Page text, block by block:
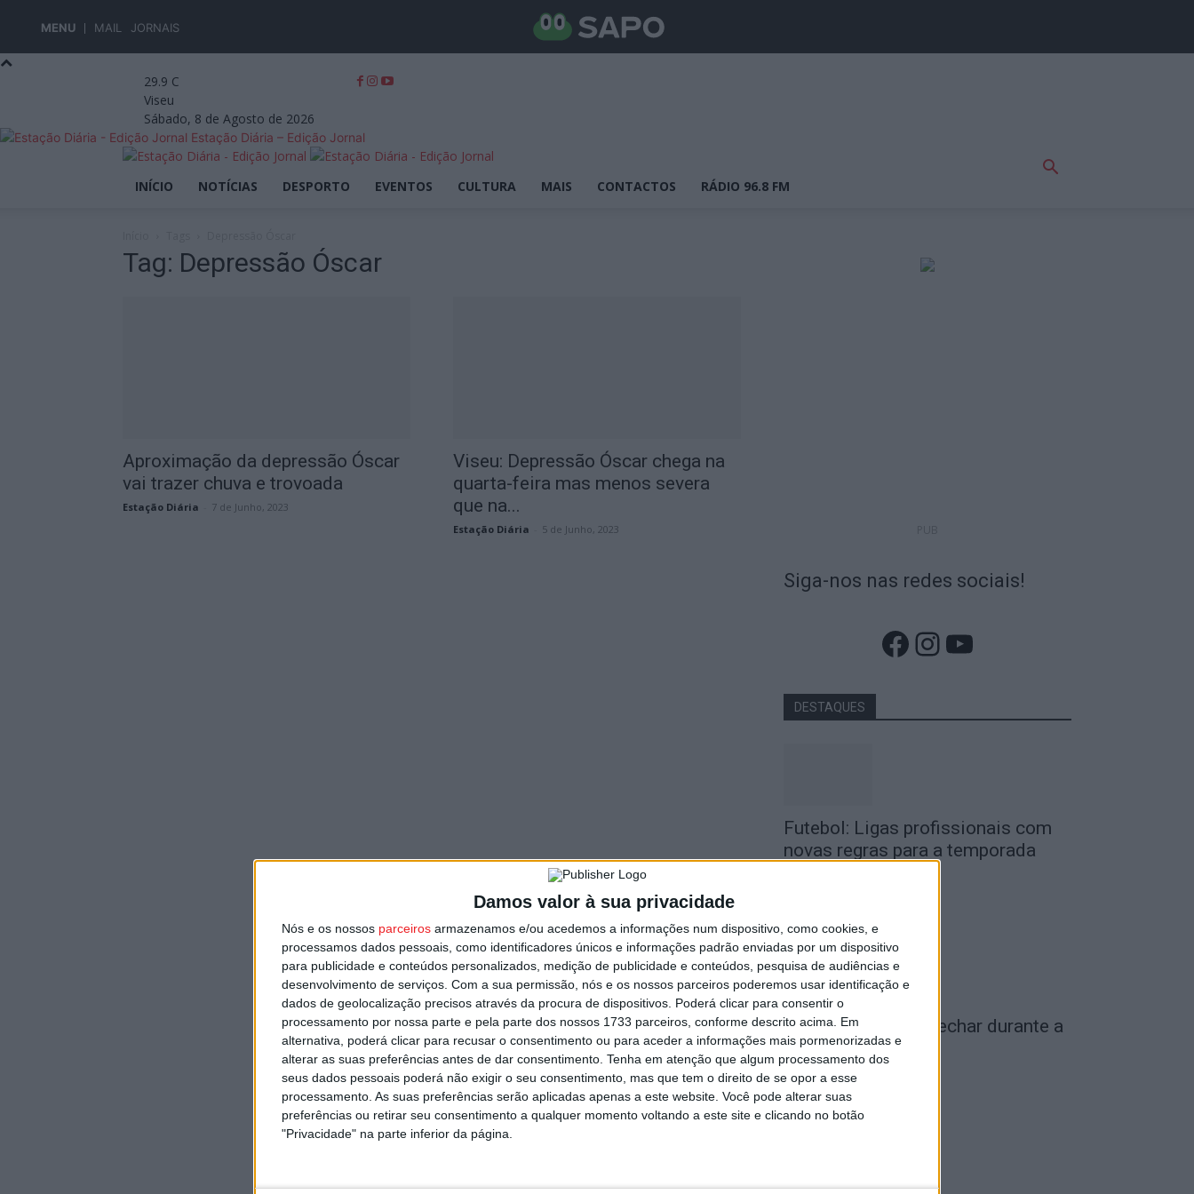
Damos valor à sua privacidade
Nós e os nossos parceiros armazenamos e/ou acedemos a informações num dispositivo, como cookies, e
processamos dados pessoais, como identificadores únicos e informações padrão enviadas por um dispositivo
para publicidade e conteúdos personalizados, medição de publicidade e conteúdos, pesquisa de audiências e
desenvolvimento de serviços. Com a sua permissão, nós e os nossos parceiros poderemos usar identificação e
dados de geolocalização precisos através da procura de dispositivos. Poderá clicar para consentir o
processamento por nossa parte e pela parte dos nossos 1733 parceiros, conforme descrito acima. Em
alternativa, poderá clicar para recusar o consentimento ou para aceder a informações mais pormenorizadas e
alterar as suas preferências antes de dar consentimento. Tenha em atenção que algum processamento dos
seus dados pessoais poderá não exigir o seu consentimento, mas que tem o direito de se opor a esse
processamento. As suas preferências serão aplicadas apenas a este website. Você pode alterar suas
preferências ou retirar seu consentimento a qualquer momento voltando a este site e clicando no botão
"Privacidade" na parte inferior da página.
MENU MAIL JORNAIS
29.9 C
Viseu
Sábado, 8 de Agosto de 2026
Estação Diária – Edição Jornal
INÍCIO NOTÍCIAS DESPORTO EVENTOS CULTURA MAIS CONTACTOS RÁDIO 96.8 FM
Tag: Depressão Óscar
Aproximação da depressão Óscar
vai trazer chuva e trovoada
Estação Diária 7 de Junho, 2023
Viseu: Depressão Óscar chega na
quarta-feira mas menos severa
que na...
Estação Diária 5 de Junho, 2023
Siga-nos nas redes sociais!
Facebook
Instagram
YouTube
DESTAQUES
Futebol: Ligas profissionais com
novas regras para a temporada
Viseu: IP3 volta a fechar durante a
noite a partir de...